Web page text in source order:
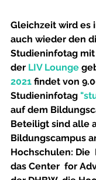
Gleichzeit wird es
auch wieder den
Studieninfotag
der LIV Lounge
2021 findet von
Studieninfotag
auf dem
Beteiligt sind alle
Bildungscampus
Hochschulen: Die
das Center  for